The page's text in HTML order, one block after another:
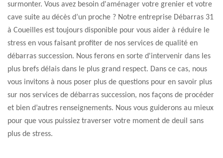
surmonter. Vous avez besoin d'aménager votre grenier et votre
cave suite au décès d’un proche ? Notre entreprise Débarras 31
à Coueilles est toujours disponible pour vous aider à réduire le
stress en vous faisant profiter de nos services de qualité en
débarras succession. Nous ferons en sorte d'intervenir dans les
plus brefs délais dans le plus grand respect. Dans ce cas, nous
vous invitons à nous poser plus de questions pour en savoir plus
sur nos services de débarras succession, nos façons de procéder
et bien d’autres renseignements. Nous vous guiderons au mieux
pour que vous puissiez traverser votre moment de deuil sans
plus de stress.